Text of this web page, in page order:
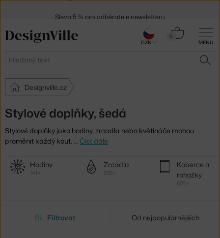
MENU
Hledat
0
Košík
Designville.cz
Stylové doplňky, šedá
Stylové doplňky jako hodiny, zrcadla nebo květináče mohou
proměnit každý kout. … Číst dále
Další
kategorie
Hodiny
141×
Zrcadla
239×
Koberce a
rohožky
670×
Filtrovat Od nejpopulárnějších
CZK